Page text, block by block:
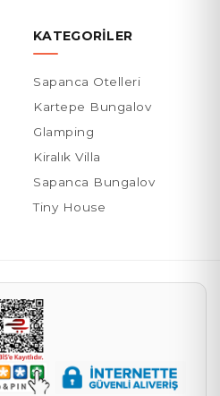
KATEGORILER
Sapanca Otelleri
Kartepe Bungalov
Glamping
Kiralık Villa
Sapanca Bungalov
Tiny House